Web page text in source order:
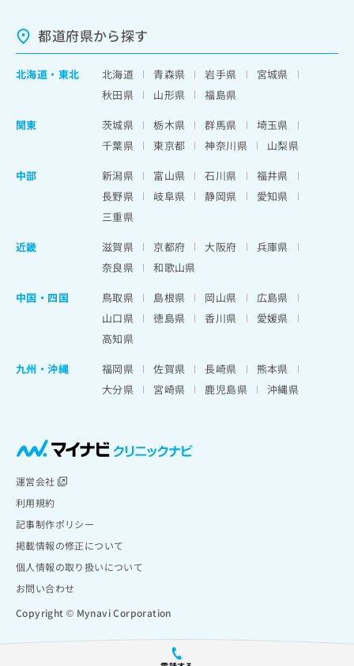
都道府県から探す
北海道 ・ 東北 北海道 青森県 岩手県
宮城県
秋田県
山形県
福島県
関東
茨城県 栃木県 群馬県
埼玉県
千葉県
東京都 神奈川県
山梨県
中部
新潟県 富山県 石川県
福井県
長野県
岐阜県 静岡県
愛知県
三重県
近畿
滋賀県 京都府 大阪府
兵庫県
奈良県
和歌山県
中国・四国
鳥取県 島根県 岡山県
広島県
山口県
徳島県 香川県
愛媛県
高知県
九州・沖縄
福岡県 佐賀県 長崎県
熊本県
大分県
宮崎県 鹿児島県 沖縄県
運営会社
利用規約
記事制作ポリシー
掲載情報の修正について
個人情報の取り扱いについて
お問い合わせ
Copyright © Mynavi Corporation